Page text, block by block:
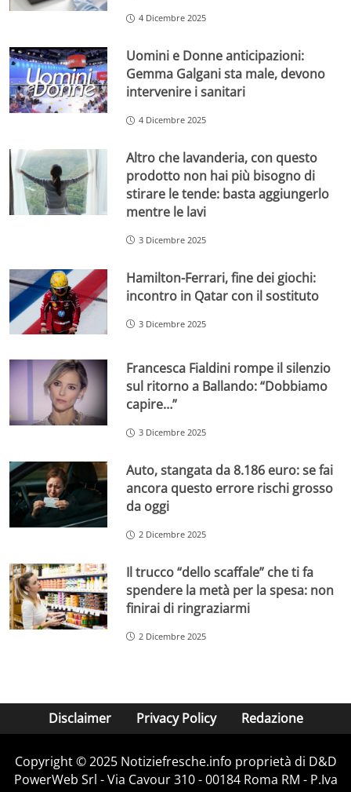
4 Dicembre 2025
Uomini e Donne anticipazioni:
Gemma Galgani sta male, devono
intervenire i sanitari
4 Dicembre 2025
Altro che lavanderia, con questo
prodotto non hai più bisogno di
stirare le tende: basta aggiungerlo
mentre le lavi
3 Dicembre 2025
Hamilton-Ferrari, fine dei giochi:
incontro in Qatar con il sostituto
3 Dicembre 2025
Francesca Fialdini rompe il silenzio
sul ritorno a Ballando: “Dobbiamo
capire…”
3 Dicembre 2025
Auto, stangata da 8.186 euro: se fai
ancora questo errore rischi grosso
da oggi
2 Dicembre 2025
Il trucco “dello scaffale” che ti fa
spendere la metà per la spesa: non
finirai di ringraziarmi
2 Dicembre 2025
Disclaimer Privacy Policy Redazione
Copyright © 2025 Notiziefresche.info proprietà di D&D
PowerWeb Srl - Via Cavour 310 - 00184 Roma RM - P.Iva